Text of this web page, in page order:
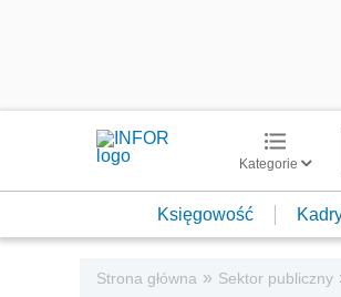
Kategorie
Księgowość
Strona główna » Sektor publiczny